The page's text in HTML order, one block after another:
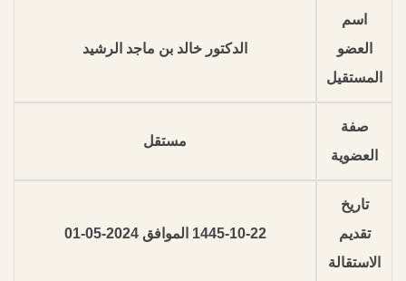
اسم
العضو
المستقيل
الدكتور خالد بن ماجد الرشيد
صفة
العضوية
مستقل
تاريخ
تقديم
الاستقالة
1445-10-22 الموافق 2024-05-01